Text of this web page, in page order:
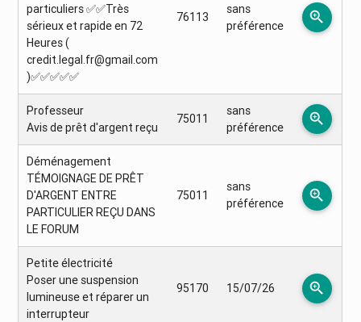
particuliers ✅✅Très
sérieux et rapide en 72
Heures (
credit.legal.fr@gmail.com
)✅✅✅✅✅
76113
sans
préférence
zoom_in
Professeur
Avis de prêt d'argent reçu
75011
sans
préférence
zoom_in
Déménagement
TÉMOIGNAGE DE PRÊT
D'ARGENT ENTRE
PARTICULIER REÇU DANS
LE FORUM
75011
sans
préférence
zoom_in
Petite électricité
Poser une suspension
lumineuse et réparer un
interrupteur
95170 15/07/26 zoom_in